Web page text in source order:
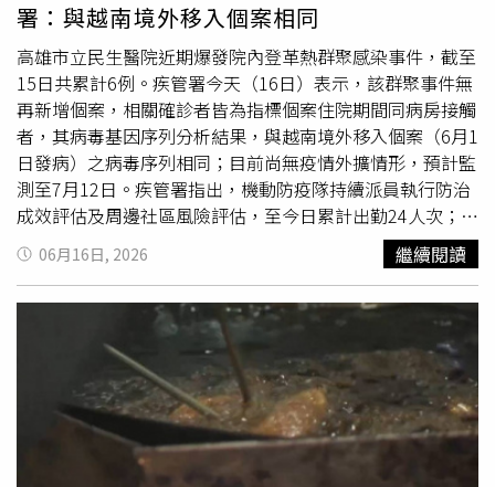
製作流程繁瑣，加上用餐尖峰時段店員大多忙於製作潛艇堡
與結帳工作，經常沒有多餘時間處理湯品，因此一旦賣完就
不一定會立即補煮。更關鍵的問題在於保存期限與報廢成
本。前員工指出，一包濃湯加熱後大約只能分裝3至4碗，保
存時間約2至4小時，超過期限後就必須依規定全部報廢，而
且員工也不能自行帶走或飲用。有員工坦言，若當天客人不
多，常常煮好後賣不完，最後只能整鍋倒掉，因此許多門市
對於補煮相當保守。此外，還有前員工透露，部分濃湯口味
本身帶有微酸風味，過去曾有顧客誤以為湯品變質而提出客
訴，讓第一線人員相當頭痛。再加上製作流程繁瑣、銷量不
穩定，對不少門市而言可說是「吃力不討好」的商品。甚至
有SUBWAY店長親自出面說明，一鍋濃湯通常只有約3碗份
量，加熱後最多保存4小時，如果沒有人購買，最後只能直
接報廢。尤其晚餐離峰或接近打烊時段，許多門市乾脆不再
補煮，以免增加損失。不過店長也幽默表示：「如果你一次
包4碗，我們就幫你煮。」一句話讓不少網友瞬間理解背後
原因。真相曝光後，不少消費者終於恍然大悟，原來
SUBWAY濃湯並非停售，而是受到製作流程繁瑣、保存時間
署：與越南境外移入個案相同
高雄市立民生醫院近期爆發院內登革熱群聚感染事件，截至
15日共累計6例。疾管署今天（16日）表示，該群聚事件無
再新增個案，相關確診者皆為指標個案住院期間同病房接觸
者，其病毒基因序列分析結果，與越南境外移入個案（6月1
日發病）之病毒序列相同；目前尚無疫情外擴情形，預計監
測至7月12日。疾管署指出，機動防疫隊持續派員執行防治
成效評估及周邊社區風險評估，至今日累計出勤24人次；另
衛生單位亦已執行醫院及社區孳生源巡查清除、化學防治及
環境整頓工作，並針對群聚單位相關區域工作人員、住院中
及回溯已出院病患等風險對象擴大採檢，已採檢1400餘
人，除前述確診者外均為陰性。疾管署監測資料顯示，今年
截至6月15日，累計75例登革熱確定病例，其中7例為本土
病例，居住地均為高雄市；另68例境外移入，均自東南亞及
南亞國家移入，以印尼（21例）為多，其次為馬爾地夫
（14例）及越南（9例），今年累計病例數與去年同期（79
例）相當 ，低於2024年同期（274例）。國際疫情部分，
全球登革熱疫情持續，今年截至4月全球累計報告102萬餘
06月16日, 2026 繼續閱讀